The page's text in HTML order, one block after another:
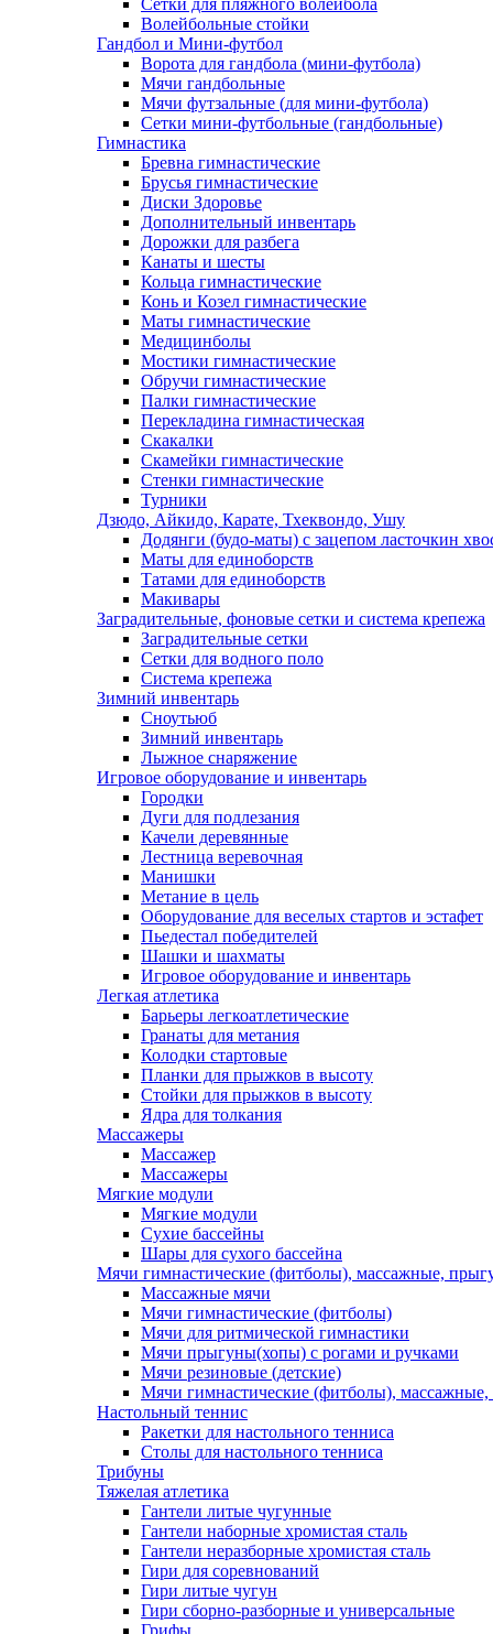
Сетки для пляжного волейбола
Волейбольные стойки
Гандбол и Мини-футбол
Ворота для гандбола (мини-футбола)
Мячи гандбольные
Мячи футзальные (для мини-футбола)
Сетки мини-футбольные (гандбольные)
Гимнастика
Бревна гимнастические
Брусья гимнастические
Диски Здоровье
Дополнительный инвентарь
Дорожки для разбега
Канаты и шесты
Кольца гимнастические
Конь и Козел гимнастические
Маты гимнастические
Медицинболы
Мостики гимнастические
Обручи гимнастические
Палки гимнастические
Перекладина гимнастическая
Скакалки
Скамейки гимнастические
Стенки гимнастические
Турники
Дзюдо, Айкидо, Карате, Тхеквондо, Ушу
Додянги (будо-маты) с зацепом ласточкин
Маты для единоборств
Татами для единоборств
Макивары
Заградительные, фоновые сетки и система крепежа
Заградительные сетки
Сетки для водного поло
Система крепежа
Зимний инвентарь
Сноутьюб
Зимний инвентарь
Лыжное снаряжение
Игровое оборудование и инвентарь
Городки
Дуги для подлезания
Качели деревянные
Лестница веревочная
Манишки
Метание в цель
Оборудование для веселых стартов и эстафет
Пьедестал победителей
Шашки и шахматы
Игровое оборудование и инвентарь
Легкая атлетика
Барьеры легкоатлетические
Гранаты для метания
Колодки стартовые
Планки для прыжков в высоту
Стойки для прыжков в высоту
Ядра для толкания
Массажеры
Массажер
Массажеры
Мягкие модули
Мягкие модули
Сухие бассейны
Шары для сухого бассейна
Мячи гимнастические (фитболы), массажные,
Массажные мячи
Мячи гимнастические (фитболы)
Мячи для ритмической гимнастики
Мячи прыгуны(хопы) с рогами и ручками
Мячи резиновые (детские)
Мячи гимнастические (фитболы),
Настольный теннис
Ракетки для настольного тенниса
Столы для настольного тенниса
Трибуны
Тяжелая атлетика
Гантели литые чугунные
Гантели наборные хромистая сталь
Гантели неразборные хромистая сталь
Гири для соревнований
Гири литые чугун
Гири сборно-разборные и универсальные
Грифы